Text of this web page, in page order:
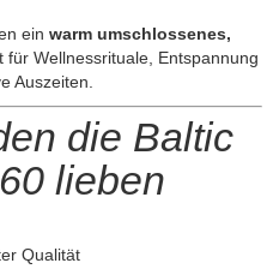
ein warm umschlossenes,
für Wellnessrituale, Entspannung
Auszeiten.
die Baltic
lieben
Qualität